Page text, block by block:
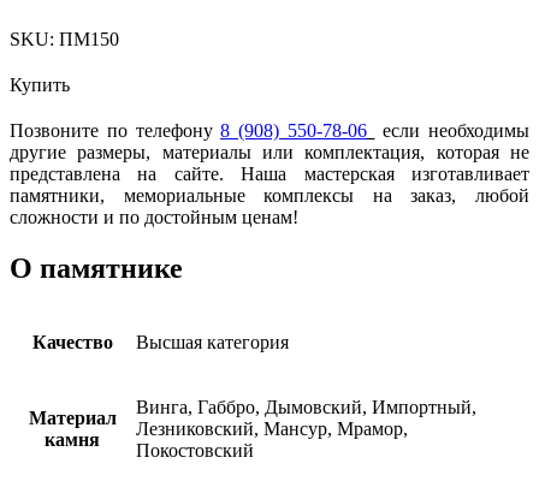
SKU: ПМ150
Купить
Позвоните по телефону8 (908) 550-78-06
если необходимы
другие размеры, материалы или комплектация, которая не
представлена на сайте. Наша мастерская изготавливает
памятники, мемориальные комплексы на заказ, любой
сложности и по достойным ценам!
О памятнике
Качество Высшая категория
Материал
камня
Винга, Габбро, Дымовский, Импортный,
Лезниковский, Мансур, Мрамор,
Покостовский